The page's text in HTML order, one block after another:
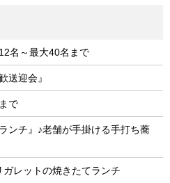
名～最大40名まで
送迎会』
で
ンチ』♪老舗が手掛ける手打ち蕎
レットの焼きたてランチ